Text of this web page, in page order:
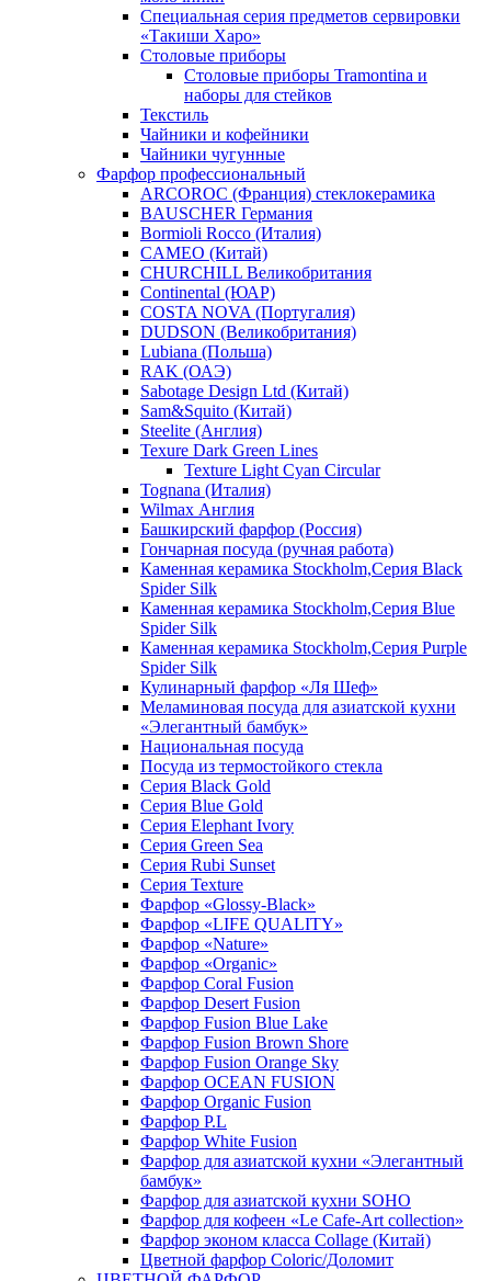
Специальная серия предметов сервировки
«Такиши Харо»
Столовые приборы
Столовые приборы Trаmоntina и
наборы для стейков
Текстиль
Чайники и кофейники
Чайники чугунные
Фарфор профессиональный
ARCOROC (Франция) стеклокерамика
BAUSCHER Германия
Bormioli Rocco (Италия)
CAMEO (Китай)
CHURCHILL Великобритания
Continental (ЮАР)
COSTA NOVA (Португалия)
DUDSON (Великобритания)
Lubiana (Польша)
RAK (ОАЭ)
Sabotage Design Ltd (Китай)
Sam&Squito (Китай)
Steelite (Англия)
Texure Dark Green Lines
Texture Light Cyan Circular
Tognana (Италия)
Wilmax Англия
Башкирский фарфор (Россия)
Гончарная посуда (ручная работа)
Каменная керамика Stockholm,Серия Black
Spider Silk
Каменная керамика Stockholm,Серия Blue
Spider Silk
Каменная керамика Stockholm,Серия Purple
Spider Silk
Кулинарный фарфор «Ля Шеф»
Меламиновая посуда для азиатской кухни
«Элегантный бамбук»
Национальная посуда
Посуда из термостойкого стекла
Серия Black Gold
Серия Blue Gold
Серия Elephant Ivory
Серия Green Sea
Серия Rubi Sunset
Серия Texture
Фарфор «Glossy-Black»
Фарфор «LIFE QUALITY»
Фарфор «Nature»
Фарфор «Organic»
Фарфор Coral Fusion
Фарфор Desert Fusion
Фарфор Fusion Blue Lake
Фарфор Fusion Brown Shore
Фарфор Fusion Orange Sky
Фарфор OCEAN FUSION
Фарфор Organic Fusion
Фарфор P.L
Фарфор White Fusion
Фарфор для азиатской кухни «Элегантный
бамбук»
Фарфор для азиатской кухни SOHO
Фарфор для кофеен «Le Cafe-Art collection»
Фарфор эконом класса Collage (Китай)
Цветной фарфор Coloric/Доломит